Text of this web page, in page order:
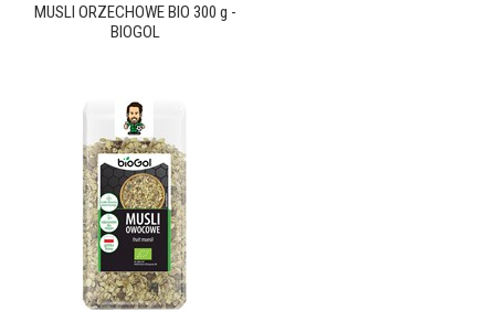
MUSLI ORZECHOWE BIO 300 g -
BIOGOL